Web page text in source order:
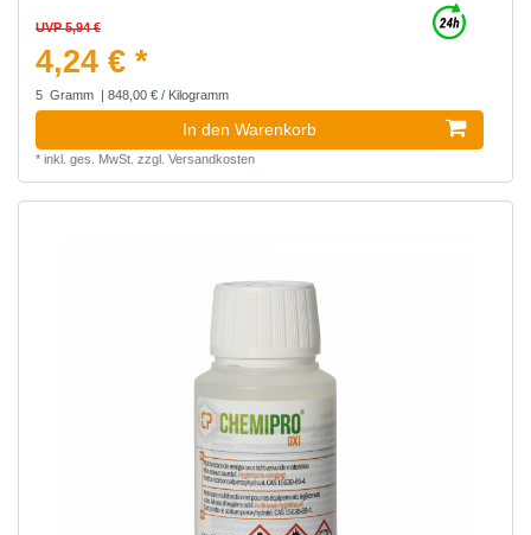
UVP 5,94 €
4,24 € *
5 Gramm | 848,00 € / Kilogramm
In den Warenkorb
* inkl. ges. MwSt. zzgl. Versandkosten